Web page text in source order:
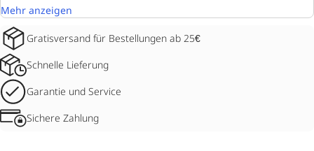
Mehr anzeigen
Gratisversand für Bestellungen ab 25€
Schnelle Lieferung
Garantie und Service
Sichere Zahlung